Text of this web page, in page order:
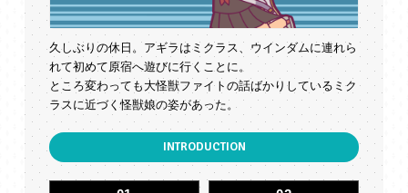
久しぶりの休日。アギラはミクラス、ウインダムに連れら
れて初めて原宿へ遊びに行くことに。
ところ変わっても大怪獣ファイトの話ばかりしているミク
ラスに近づく怪獣娘の姿があった。
INTRODUCTION